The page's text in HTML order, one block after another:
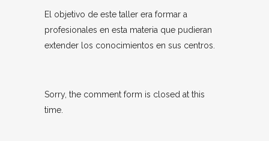
El objetivo de este taller era formar a
profesionales en esta materia que pudieran
extender los conocimientos en sus centros.
Sorry, the comment form is closed at this
time.